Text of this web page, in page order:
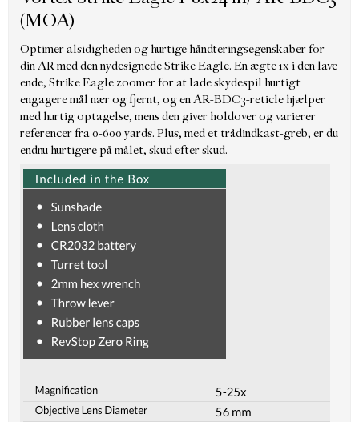
(MOA)
Optimer alsidigheden og hurtige håndteringsegenskaber for
din AR med den nydesignede Strike Eagle. En ægte 1x i den lave
ende, Strike Eagle zoomer for at lade skydespil hurtigt
engagere mål nær og fjernt, og en AR-BDC3-reticle hjælper
med hurtig optagelse, mens den giver holdover og varierer
referencer fra 0-600 yards. Plus, med et trådindkast-greb, er du
endnu hurtigere på målet, skud efter skud.